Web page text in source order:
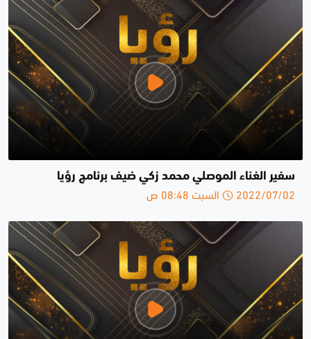
سفير الغناء الموصلي محمد زكي ضيف برنامج رؤيا
2022/07/02 السبت 08:48 ص